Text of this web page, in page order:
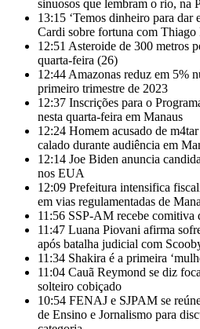
sinuosos que lembram o rio, na
13:15 ‘Temos dinheiro para dar
Cardi sobre fortuna com
12:51 Asteroide de 300 metros
quarta-feira (26)
12:44 Amazonas reduz em 5%
primeiro trimestre de 2023
12:37 Inscrições para o
nesta quarta-feira em Manaus
12:24 Homem acusado de
calado durante audiência em
12:14 Joe Biden anuncia
nos EUA
12:09 Prefeitura intensifica
em vias regulamentadas de
11:56 SSP-AM recebe comitiva
11:47 Luana Piovani afirma
após batalha judicial com
11:34 Shakira é a primeira
11:04 Cauã Reymond se diz
solteiro cobiçado
10:54 FENAJ e SJPAM se
de Ensino e Jornalismo para